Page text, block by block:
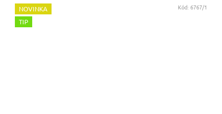
NOVINKA
TIP
Kód: 6767/1